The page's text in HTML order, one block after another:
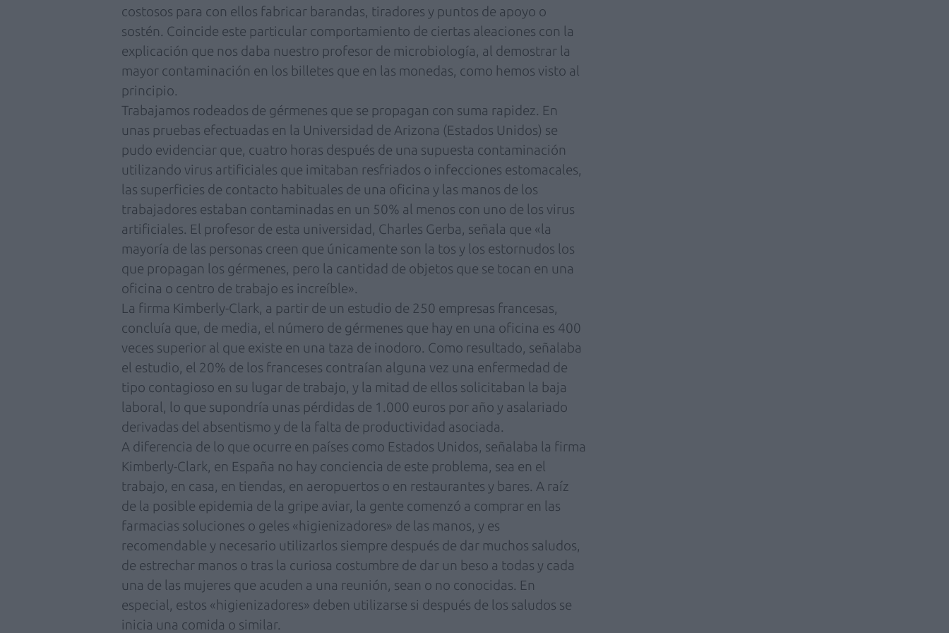
costosos para con ellos fabricar barandas, tiradores y puntos de apoyo o
sostén. Coincide este particular comportamiento de ciertas aleaciones con la
explicación que nos daba nuestro profesor de microbiología, al demostrar la
mayor contaminación en los billetes que en las monedas, como hemos visto al
principio.
Trabajamos rodeados de gérmenes que se propagan con suma rapidez. En
unas pruebas efectuadas en la Universidad de Arizona (Estados Unidos) se
pudo evidenciar que, cuatro horas después de una supuesta contaminación
utilizando virus artificiales que imitaban resfriados o infecciones estomacales,
las superficies de contacto habituales de una oficina y las manos de los
trabajadores estaban contaminadas en un 50% al menos con uno de los virus
artificiales. El profesor de esta universidad, Charles Gerba, señala que «la
mayoría de las personas creen que únicamente son la tos y los estornudos los
que propagan los gérmenes, pero la cantidad de objetos que se tocan en una
oficina o centro de trabajo es increíble».
La firma Kimberly-Clark, a partir de un estudio de 250 empresas francesas,
concluía que, de media, el número de gérmenes que hay en una oficina es 400
veces superior al que existe en una taza de inodoro. Como resultado, señalaba
el estudio, el 20% de los franceses contraían alguna vez una enfermedad de
tipo contagioso en su lugar de trabajo, y la mitad de ellos solicitaban la baja
laboral, lo que supondría unas pérdidas de 1.000 euros por año y asalariado
derivadas del absentismo y de la falta de productividad asociada.
A diferencia de lo que ocurre en países como Estados Unidos, señalaba la firma
Kimberly-Clark, en España no hay conciencia de este problema, sea en el
trabajo, en casa, en tiendas, en aeropuertos o en restaurantes y bares. A raíz
de la posible epidemia de la gripe aviar, la gente comenzó a comprar en las
farmacias soluciones o geles «higienizadores» de las manos, y es
recomendable y necesario utilizarlos siempre después de dar muchos saludos,
de estrechar manos o tras la curiosa costumbre de dar un beso a todas y cada
una de las mujeres que acuden a una reunión, sean o no conocidas. En
especial, estos «higienizadores» deben utilizarse si después de los saludos se
inicia una comida o similar.